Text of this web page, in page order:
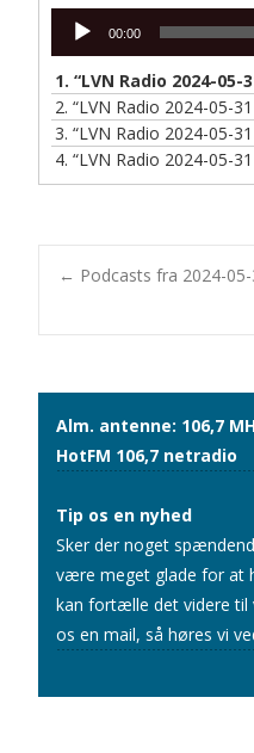
Lydafspiller
00:00
1. “LVN Radio 2024-05-
2. “LVN Radio 2024-05-
3. “LVN Radio 2024-05-
4. “LVN Radio 2024-05-
Post
← Podcasts fra 2024-
Alm. antenne: 106,7
HotFM 106,7 netradio
Tip os en nyhed
Sker der noget
være meget glade for at
kan fortælle det videre til
os en mail, så høres vi